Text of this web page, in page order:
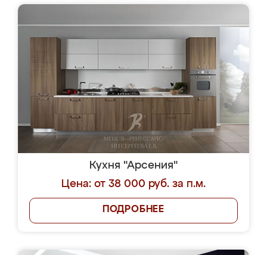
Кухня "Арсения"
Цена: от 38 000 руб. за п.м.
ПОДРОБНЕЕ